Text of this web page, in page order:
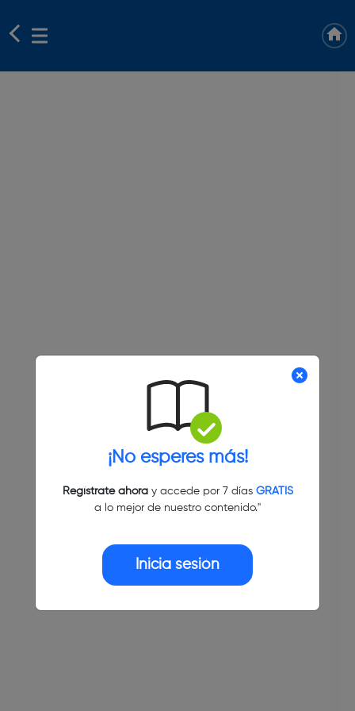
¡No esperes más!
Regístrate ahoray accede por 7 días GRATIS
a lo mejor de nuestro contenido."
Inicia sesión